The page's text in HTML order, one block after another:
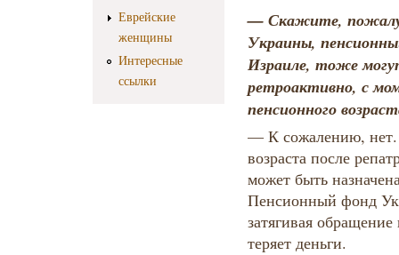
Еврейские
женщины
Интересные
ссылки
— Скажите,
Украины,
Израиле, тоже
ретроактивно, с
пенсионного
— К сожалению,
возраста после
может быть
Пенсионный фонд
затягивая
теряет деньги.